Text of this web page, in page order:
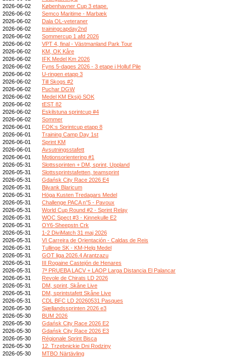
2026-06-02
Københavner Cup 3 etape.
2026-06-02
Semco Maritime - Marbæk
2026-06-02
Dala OL-veteraner
2026-06-02
trainingcapday2nd
2026-06-02
Sommercup 1 afd 2026
2026-06-02
VPT 4, final - Västmanland Park Tour
2026-06-02
KM, OK Kåre
2026-06-02
IFK Medel Km 2026
2026-06-02
Fyns 5-dages 2026 - 3 etape i Holluf Pile
2026-06-02
U-ringen etapp 3
2026-06-02
Till Skogs #2
2026-06-02
Puchar DGW
2026-06-02
Medel KM Eksjö SOK
2026-06-02
tEST 82
2026-06-02
Eskilstuna sprintcup #4
2026-06-02
Sommer
2026-06-01
FOK:s Sprintcup etapp 8
2026-06-01
Training Camp Day 1st
2026-06-01
Sprint KM
2026-06-01
Avsutningsstafett
2026-06-01
Motionsorientering #1
2026-05-31
Slottssprinten + DM, sprint, Uppland
2026-05-31
Slottssprintstafetten, teamsprint
2026-05-31
Gdańsk City Race 2026 E4
2026-05-31
Bijvank Blaricum
2026-05-31
Höga Kusten Tredagars Medel
2026-05-31
Challenge PACA n°5 - Pavoux
2026-05-31
World Cup Round #2 - Sprint Relay
2026-05-31
WOC Spect #3 - Kinnekulle E2
2026-05-31
OY6-Sheepstn Crk
2026-05-31
1-2 DiviMatch 31 maj 2026
2026-05-31
VI Carreira de Orientación - Caldas de Reis
2026-05-31
Tullinge SK - KM-Helg Medel
2026-05-31
GOT liga 2026.4 Arantzazu
2026-05-31
III Rogaine Castejón de Henares
2026-05-31
7ª PRUEBA LACV + LAOP Larga Distancia El Palancar
2026-05-31
Revole de Chirats LD 2026
2026-05-31
DM, sprint, Skåne Live
2026-05-31
DM, sprintstafett Skåne Live
2026-05-31
CDL BFC LD 20260531 Pasques
2026-05-30
Sjællandssprinten 2026 e3
2026-05-30
BUM 2026
2026-05-30
Gdańsk City Race 2026 E2
2026-05-30
Gdańsk City Race 2026 E3
2026-05-30
Régionale Sprint Bisca
2026-05-30
12. Trzebnickie Dni Rodziny
2026-05-30
MTBO Närtävling